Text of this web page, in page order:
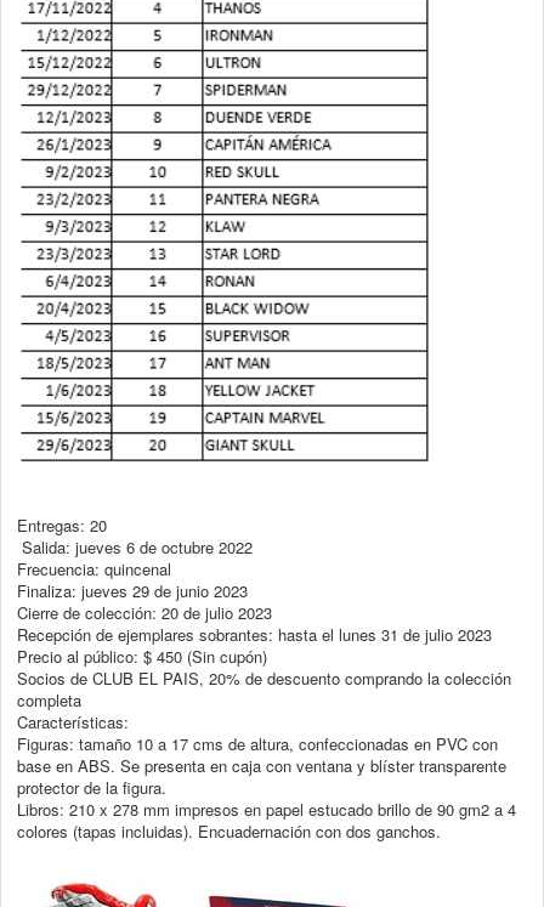
Entregas: 20
Salida: jueves 6 de octubre 2022
Frecuencia: quincenal
Finaliza: jueves 29 de junio 2023
Cierre de colección: 20 de julio 2023
Recepción de ejemplares sobrantes: hasta el lunes 31 de julio 2023
Precio al público: $ 450 (Sin cupón)
Socios de CLUB EL PAIS, 20% de descuento comprando la colección
completa
Características:
Figuras: tamaño 10 a 17 cms de altura, confeccionadas en PVC con
base en ABS. Se presenta en caja con ventana y blíster transparente
protector de la figura.
Libros: 210 x 278 mm impresos en papel estucado brillo de 90 gm2 a 4
colores (tapas incluidas). Encuadernación con dos ganchos.